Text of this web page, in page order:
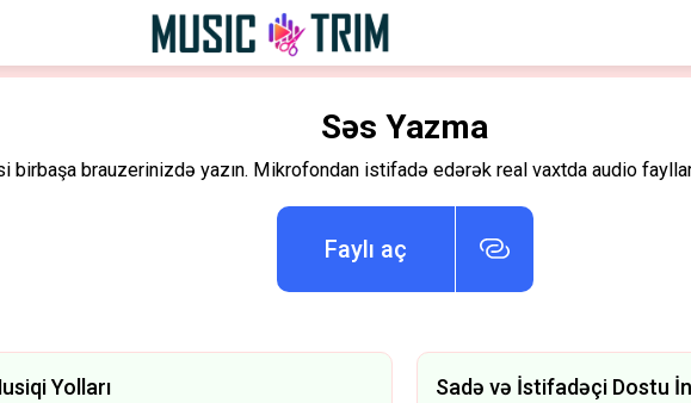
Səs Yazma
birbaşa brauzerinizdə yazın. Mikrofondan istifadə edərək real vaxtda audio
Faylı aç
Yolları Sadə və İstifadəçi Dostu